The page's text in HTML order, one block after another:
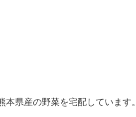
本県産の野菜を宅配しています。